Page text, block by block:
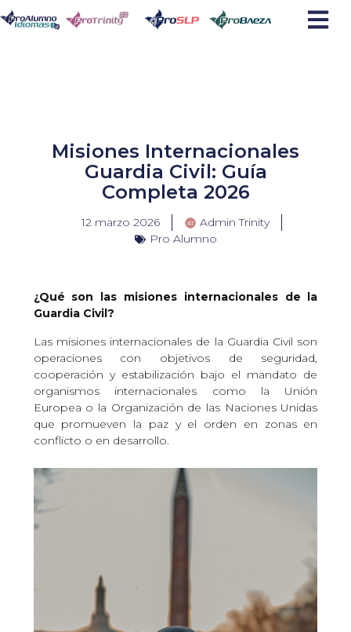
Ir
Misiones Internacionales
Guardia Civil: Guía
Completa 2026
12 marzo 2026
Admin Trinity
Pro Alumno
¿Qué son las misiones internacionales de la
Guardia Civil?
Las misiones internacionales de la Guardia Civil son
operaciones con objetivos de seguridad,
cooperación y estabilización bajo el mandato de
organismos internacionales como la Unión
Europea o la Organización de las Naciones Unidas
que promueven la paz y el orden en zonas en
conflicto o en desarrollo.